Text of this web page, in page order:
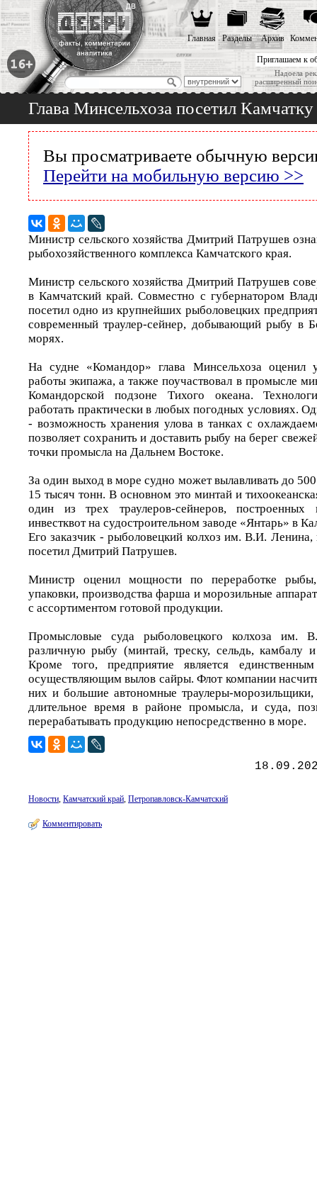
Приглашаем к
Надоела
расширенный
Главная Разделы Архив
Глава Минсельхоза посетил
Вы просматриваете обычную
Перейти на мобильную версию >>
Министр сельского хозяйства Дмитрий Патрушев
рыбохозяйственного комплекса Камчатского края.
Министр сельского хозяйства Дмитрий Патрушев
в Камчатский край. Совместно с губернатором
посетил одно из крупнейших рыболовецких
современный траулер-сейнер, добывающий рыбу в
морях.
На судне «Командор» глава Минсельхоза оценил
работы экипажа, а также поучаствовал в промысле
Командорской подзоне Тихого океана.
работать практически в любых погодных условиях.
- возможность хранения улова в танках с
позволяет сохранить и доставить рыбу на берег
точки промысла на Дальнем Востоке.
За один выход в море судно может вылавливать до
15 тысяч тонн. В основном это минтай и
один из трех траулеров-сейнеров,
инвестквот на судостроительном заводе «Янтарь» в
Его заказчик - рыболовецкий колхоз им. В.И. Ленина,
посетил Дмитрий Патрушев.
Министр оценил мощности по переработке
упаковки, производства фарша и морозильные
с ассортиментом готовой продукции.
Промысловые суда рыболовецкого колхоза им.
различную рыбу (минтай, треску, сельдь, камбалу
Кроме того, предприятие является
осуществляющим вылов сайры. Флот компании
них и большие автономные траулеры-морозильщики,
длительное время в районе промысла, и суда,
перерабатывать продукцию непосредственно в море.
Новости, Камчатский край, Петропавловск-Камчатский
Комментировать